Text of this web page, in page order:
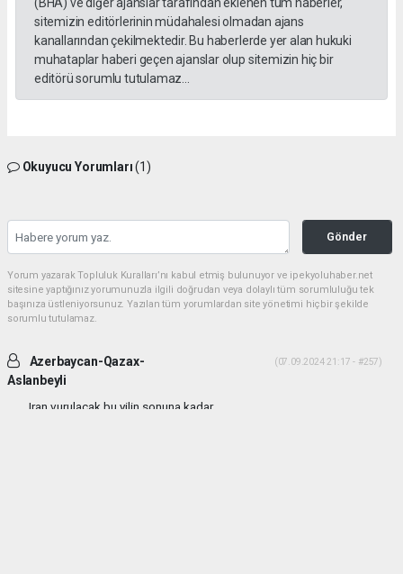
sitemizin editörlerinin müdahalesi olmadan ajans
kanallarından çekilmektedir. Bu haberlerde yer alan hukuki
muhataplar haberi geçen ajanslar olup sitemizin hiç bir
editörü sorumlu tutulamaz...
Okuyucu Yorumları(1)
Gönder
Yorum yazarak Topluluk Kuralları’nı kabul etmiş bulunuyor ve ipekyoluhaber.net
sitesine yaptığınız yorumunuzla ilgili doğrudan veya dolaylı tüm sorumluluğu tek
başınıza üstleniyorsunuz. Yazılan tüm yorumlardan site yönetimi hiçbir şekilde
sorumlu tutulamaz.
Azerbaycan-Qazax-
Aslanbeyli
(07.09.2024 21:17 - #257)
Iran vurulacak bu yilin sonuna kadar...